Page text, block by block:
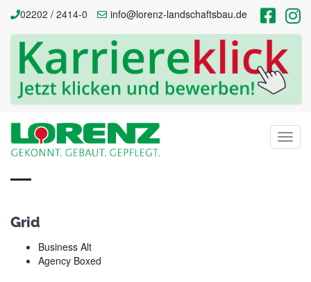
02202 / 2414-0 info@lorenz-landschaftsbau.de
Portfolio Pages
26. Oktober 2018 byadmin
Portfolio Pages
Grid
Business Alt
Agency Boxed